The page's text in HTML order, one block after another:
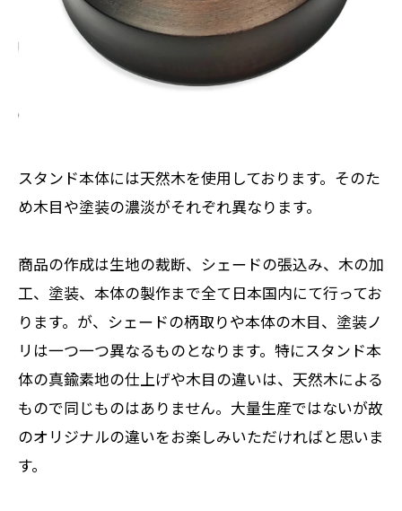
スタンド本体には天然木を使用しております。そのた
め木目や塗装の濃淡がそれぞれ異なります。
商品の作成は生地の裁断、シェードの張込み、木の加
工、塗装、本体の製作まで全て日本国内にて行ってお
ります。が、シェードの柄取りや本体の木目、塗装ノ
リは一つ一つ異なるものとなります。特にスタンド本
体の真鍮素地の仕上げや木目の違いは、天然木による
もので同じものはありません。大量生産ではないが故
のオリジナルの違いをお楽しみいただければと思いま
す。